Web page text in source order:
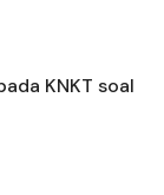
KNKT soal